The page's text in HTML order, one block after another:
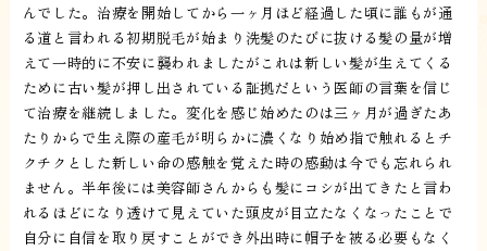
んでした。治療を開始してから一ヶ月ほど経過した頃に誰もが通
る道と言われる初期脱毛が始まり洗髪のたびに抜ける髪の量が増
えて一時的に不安に襲われましたがこれは新しい髪が生えてくる
ために古い髪が押し出されている証拠だという医師の言葉を信じ
て治療を継続しました。変化を感じ始めたのは三ヶ月が過ぎたあ
たりからで生え際の産毛が明らかに濃くなり始め指で触れるとチ
クチクとした新しい命の感触を覚えた時の感動は今でも忘れられ
ません。半年後には美容師さんからも髪にコシが出てきたと言わ
れるほどになり透けて見えていた頭皮が目立たなくなったことで
自分に自信を取り戻すことができ外出時に帽子を被る必要もなく